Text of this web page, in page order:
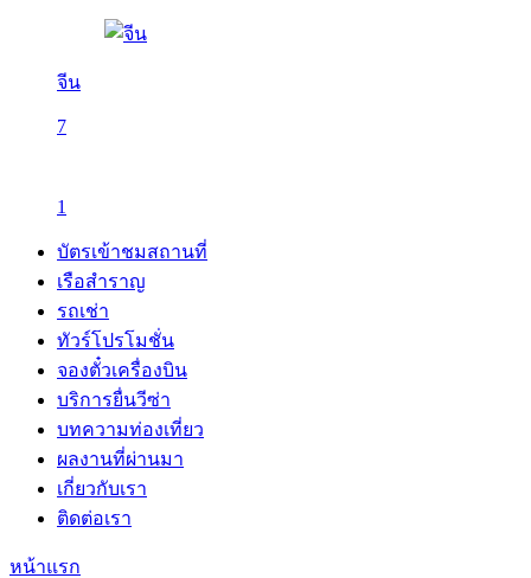
จีน
7
1
บัตรเข้าชมสถานที่
เรือสำราญ
รถเช่า
ทัวร์โปรโมชั่น
จองตั๋วเครื่องบิน
บริการยื่นวีซ่า
บทความท่องเที่ยว
ผลงานที่ผ่านมา
เกี่ยวกับเรา
ติดต่อเรา
หน้าแรก